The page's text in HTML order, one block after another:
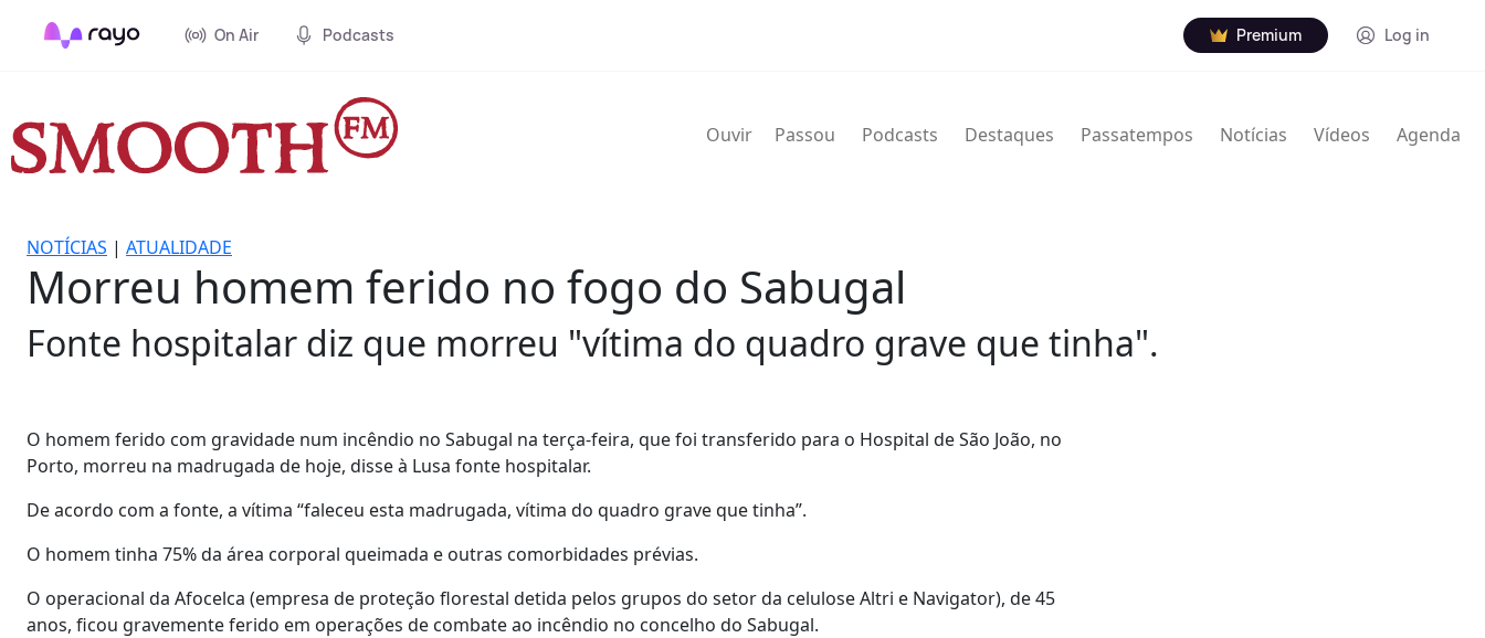
On Air Podcasts Premium Log in
Ouvir Passou Podcasts Destaques Passatempos Notícias Vídeos Agenda
NOTÍCIAS | ATUALIDADE
Morreu homem ferido no fogo do Sabugal
Fonte hospitalar diz que morreu "vítima do quadro grave que tinha".
O homem ferido com gravidade num incêndio no Sabugal na terça-feira, que foi transferido para o Hospital de São João, no
Porto, morreu na madrugada de hoje, disse à Lusa fonte hospitalar.
De acordo com a fonte, a vítima “faleceu esta madrugada, vítima do quadro grave que tinha”.
O homem tinha 75% da área corporal queimada e outras comorbidades prévias.
O operacional da Afocelca (empresa de proteção florestal detida pelos grupos do setor da celulose Altri e Navigator), de 45
anos, ficou gravemente ferido em operações de combate ao incêndio no concelho do Sabugal.